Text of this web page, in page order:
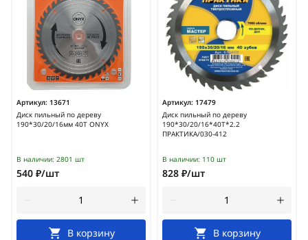
Артикул: 13671
Диск пильный по дереву
190*30/20/16мм 40Т ONYX
В наличии: 2801 шт
540 ₽/шт
В корзину
Артикул: 17479
Диск пильный по дереву
190*30/20/16*40Т*2.2
ПРАКТИКА/030-412
В наличии: 110 шт
828 ₽/шт
В корзину